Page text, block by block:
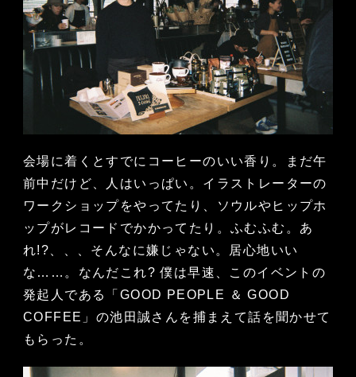
会場に着くとすでにコーヒーのいい香り。まだ午
前中だけど、人はいっぱい。イラストレーターの
ワークショップをやってたり、ソウルやヒップホ
ップがレコードでかかってたり。ふむふむ。あ
れ!?、、、そんなに嫌じゃない。居心地いい
な……。なんだこれ? 僕は早速、このイベントの
発起人である「GOOD PEOPLE ＆ GOOD
COFFEE」の池田誠さんを捕まえて話を聞かせて
もらった。